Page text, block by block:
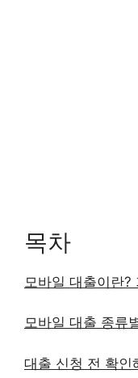
목차
모바일 대출이란?
모바일 대출 종류
대출 신청 전 확인